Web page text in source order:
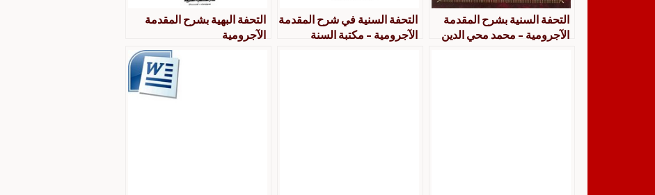
التحفة السنية بشرح المقدمة
الآجرومية – محمد محي الدين
التحفة السنية في شرح المقدمة
الآجرومية – مكتبة السنة
التحفة البهية بشرح المقدمة
الآجرومية